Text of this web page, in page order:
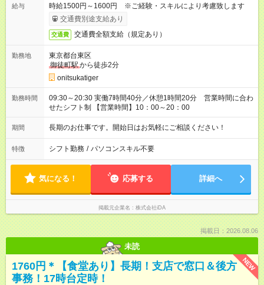
給与
時給1500円～1600円 ※ご経験・スキルにより考慮致します
交通費別途支給あり
交通費 交通費全額支給（規定あり）
勤務地
東京都台東区
御徒町駅から徒歩2分
onitsukatiger
勤務時間
09:30～20:30 実働7時間40分／休憩1時間20分 営業時間に合わ
せたシフト制 【営業時間】10：00～20：00
期間 長期のお仕事です。開始日はお気軽にご相談ください！
特徴 シフト勤務 / パソコンスキル不要
気になる！ 応募する 詳細へ
掲載元企業名 株式会社iDA
掲載日：2026.08.06
未読
NEW
1760円＊【食堂あり】長期！支店で窓口＆後方
事務！17時台定時！